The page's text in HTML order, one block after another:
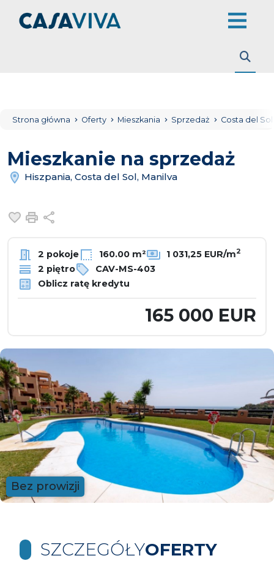
Strona główna Oferty Mieszkania Sprzedaż Costa del Sol
Mieszkanie na sprzedaż
Hiszpania, Costa del Sol, Manilva
Dodaj do ulubionych
Drukuj
2 pokoje 160.00 m² 1 031,25 EUR/m2
2 piętro
CAV-MS-403
Oblicz ratę kredytu
165 000 EUR
Bez prowizji
SZCZEGÓŁYOFERTY